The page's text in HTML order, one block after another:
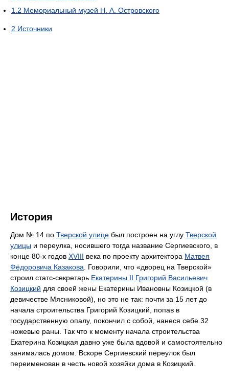
1.2 Мемориальный музей Н. А. Островского
2 Источники
История
Дом № 14 по Тверской улице был построен на углу Тверской
улицы и переулка, носившего тогда название Сергиевского, в
конце 80-х годов XVIII века по проекту архитектора Матвея
Фёдоровича Казакова . Говорили, что «дворец на Тверской»
строил статс-секретарь Екатерины II Григорий Васильевич
Козицкий для своей жены Екатерины Ивановны Козицкой (в
девичестве Мясниковой), но это не так: почти за 15 лет до
начала строительства Григорий Козицкий, попав в
государственную опалу, покончил с собой, нанеся себе 32
ножевые раны. Так что к моменту начала строительства
Екатерина Козицкая давно уже была вдовой и самостоятельно
занималась домом. Вскоре Сергиевский переулок был
переименован в честь новой хозяйки дома в Козицкий.